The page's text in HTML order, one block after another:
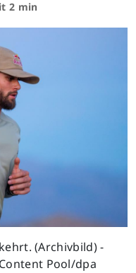
2 min
(Archivbild) -
Pool/dpa